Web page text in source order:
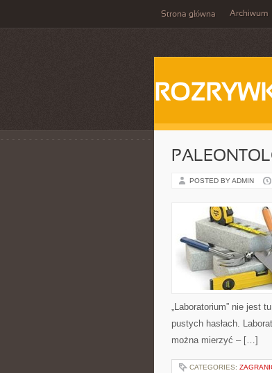
Strona główna Archiwum
POSTED BY ADMIN
„Laboratorium” nie jest
pustych hasłach.
można mierzyć – […]
CATEGORIES: